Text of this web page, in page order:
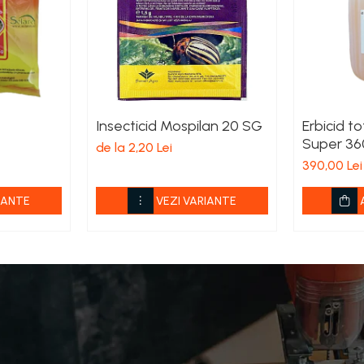
Insecticid Mospilan 20 SG
de la 2,20 Lei
VEZI VARIANTE
Erbicid
Super
390,00 Lei